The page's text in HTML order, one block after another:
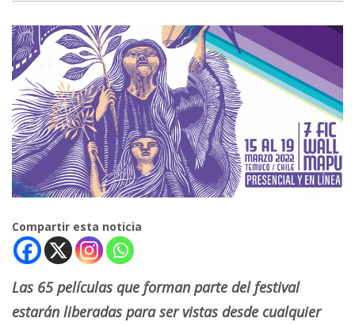
Compartir esta noticia
Las 65 películas que forman parte del festival
estarán liberadas para ser vistas desde cualquier